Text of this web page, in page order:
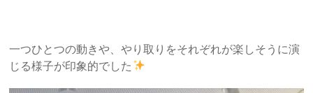
一つひとつの動きや、やり取りをそれぞれが楽しそうに演
じる様子が印象的でした